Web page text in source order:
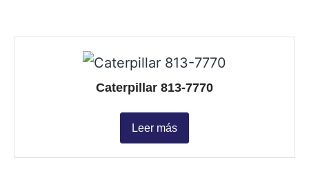
Caterpillar 813-7770
Leer más